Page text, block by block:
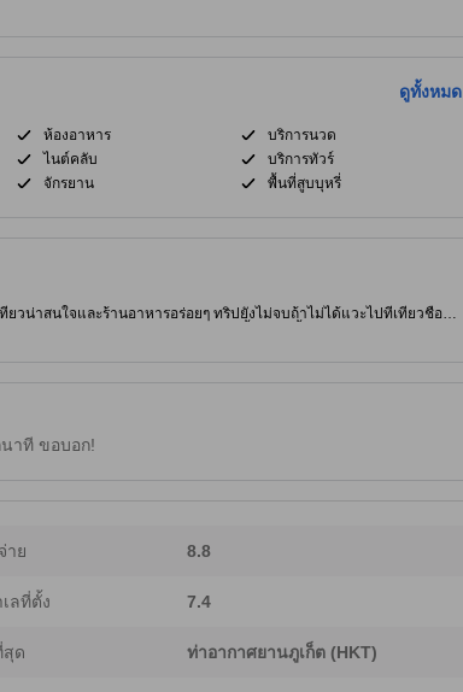
ดูทั้งหมด
ห้องอาหาร
บริการนวด
ไนต์คลับ
บริการทัวร์
จักรยาน พื้นที่สูบบุหรี่
วน่าสนใจและร้านอาหารอร่อยๆ ทริปยังไม่จบถ้าไม่ได้แวะไปที่เที่ยวชื่อดัง
าที ขอบอก!
าย 8.8
ลที่ตั้ง 7.4
สุด ท่าอากาศยานภูเก็ต (HKT)